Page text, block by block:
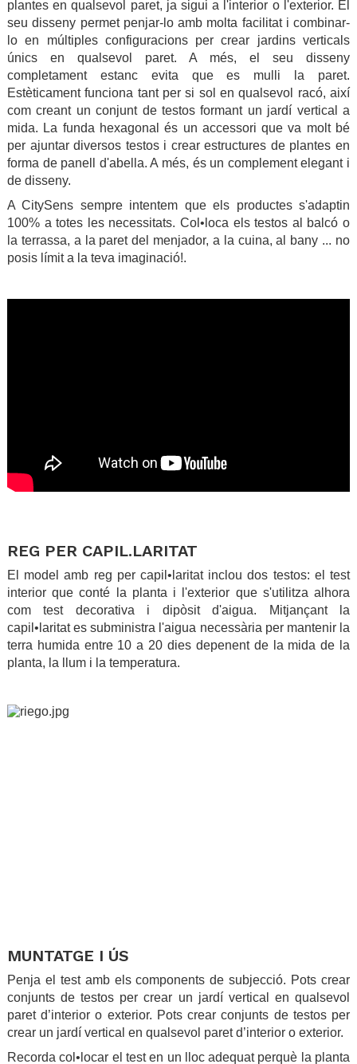
plantes en qualsevol paret, ja sigui a l'interior o l'exterior. El
seu disseny permet penjar-lo amb molta facilitat i combinar-
lo en múltiples configuracions per crear jardins verticals
únics en qualsevol paret. A més, el seu disseny
completament estanc evita que es mulli la paret.
Estèticament funciona tant per si sol en qualsevol racó, així
com creant un conjunt de testos formant un jardí vertical a
mida. La funda hexagonal és un accessori que va molt bé
per ajuntar diversos testos i crear estructures de plantes en
forma de panell d'abella. A més, és un complement elegant i
de disseny.
A CitySens sempre intentem que els productes s'adaptin
100% a totes les necessitats. Col•loca els testos al balcó o
la terrassa, a la paret del menjador, a la cuina, al bany ... no
posis límit a la teva imaginació!.
REG PER CAPIL.LARITAT
El model amb reg per capil•laritat inclou dos testos: el test
interior que conté la planta i l'exterior que s'utilitza alhora
com test decorativa i dipòsit d'aigua. Mitjançant la
capil•laritat es subministra l'aigua necessària per mantenir la
terra humida entre 10 a 20 dies depenent de la mida de la
planta, la llum i la temperatura.
MUNTATGE I ÚS
Penja el test amb els components de subjecció. Pots crear
conjunts de testos per crear un jardí vertical en qualsevol
paret d’interior o exterior. Pots crear conjunts de testos per
crear un jardí vertical en qualsevol paret d’interior o exterior.
Recorda col•locar el test en un lloc adequat perquè la planta